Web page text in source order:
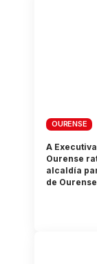
OURENSE
A
Ourense
alcaldía
de